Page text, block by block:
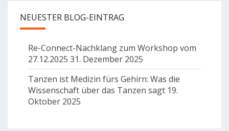
NEUESTER BLOG-EINTRAG
Re-Connect-Nachklang zum Workshop vom
27.12.2025 31. Dezember 2025
Tanzen ist Medizin fürs Gehirn: Was die
Wissenschaft über das Tanzen sagt 19.
Oktober 2025